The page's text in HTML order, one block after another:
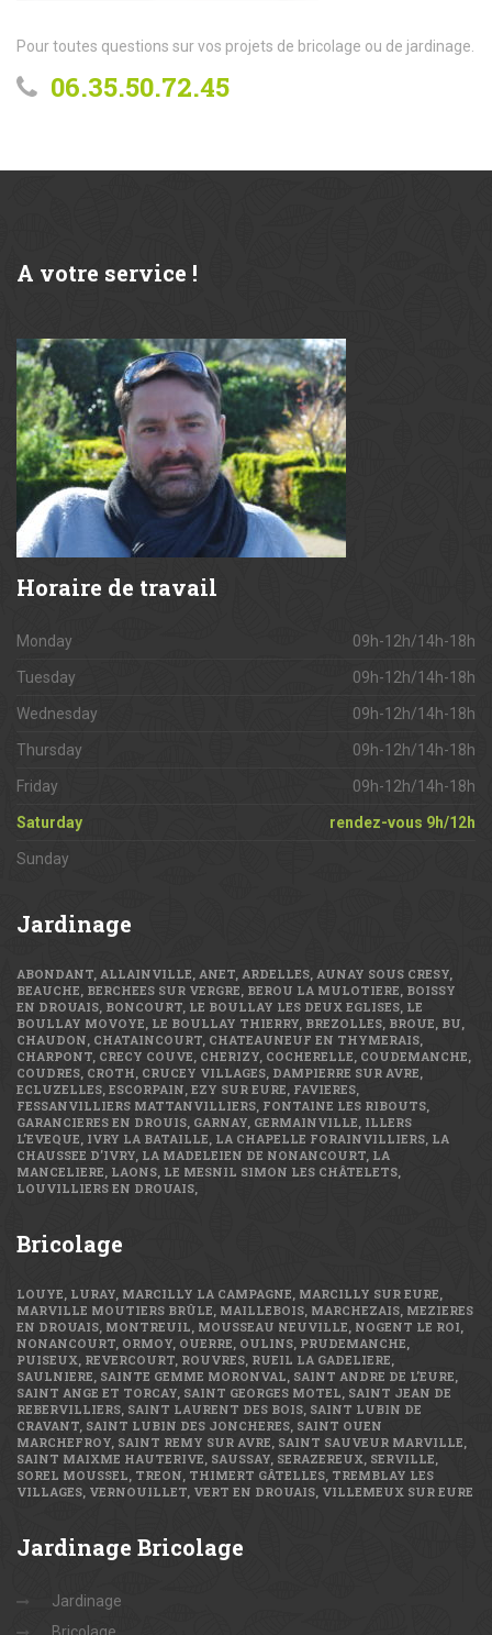
Pour toutes questions sur vos projets de bricolage ou de jardinage.
06.35.50.72.45
A votre service !
Horaire de travail
Monday 09h-12h/14h-18h
Tuesday 09h-12h/14h-18h
Wednesday 09h-12h/14h-18h
Thursday 09h-12h/14h-18h
Friday 09h-12h/14h-18h
Saturday rendez-vous 9h/12h
Sunday
Jardinage
ABONDANT, ALLAINVILLE, ANET, ARDELLES, AUNAY SOUS CRESY,
BEAUCHE, BERCHEES SUR VERGRE, BEROU LA MULOTIERE, BOISSY
EN DROUAIS, BONCOURT, LE BOULLAY LES DEUX EGLISES, LE
BOULLAY MOVOYE, LE BOULLAY THIERRY, BREZOLLES, BROUE, BU,
CHAUDON, CHATAINCOURT, CHATEAUNEUF EN THYMERAIS,
CHARPONT, CRECY COUVE, CHERIZY, COCHERELLE, COUDEMANCHE,
COUDRES, CROTH, CRUCEY VILLAGES, DAMPIERRE SUR AVRE,
ECLUZELLES, ESCORPAIN, EZY SUR EURE, FAVIERES,
FESSANVILLIERS MATTANVILLIERS, FONTAINE LES RIBOUTS,
GARANCIERES EN DROUIS, GARNAY, GERMAINVILLE, ILLERS
L’EVEQUE, IVRY LA BATAILLE, LA CHAPELLE FORAINVILLIERS, LA
CHAUSSEE D’IVRY, LA MADELEIEN DE NONANCOURT, LA
MANCELIERE, LAONS, LE MESNIL SIMON LES CHÂTELETS,
LOUVILLIERS EN DROUAIS,
Bricolage
LOUYE, LURAY, MARCILLY LA CAMPAGNE, MARCILLY SUR EURE,
MARVILLE MOUTIERS BRÛLE, MAILLEBOIS, MARCHEZAIS, MEZIERES
EN DROUAIS, MONTREUIL, MOUSSEAU NEUVILLE, NOGENT LE ROI,
NONANCOURT, ORMOY, OUERRE, OULINS, PRUDEMANCHE,
PUISEUX, REVERCOURT, ROUVRES, RUEIL LA GADELIERE,
SAULNIERE, SAINTE GEMME MORONVAL, SAINT ANDRE DE L’EURE,
SAINT ANGE ET TORCAY, SAINT GEORGES MOTEL, SAINT JEAN DE
REBERVILLIERS, SAINT LAURENT DES BOIS, SAINT LUBIN DE
CRAVANT, SAINT LUBIN DES JONCHERES, SAINT OUEN
MARCHEFROY, SAINT REMY SUR AVRE, SAINT SAUVEUR MARVILLE,
SAINT MAIXME HAUTERIVE, SAUSSAY, SERAZEREUX, SERVILLE,
SOREL MOUSSEL, TREON, THIMERT GÂTELLES, TREMBLAY LES
VILLAGES, VERNOUILLET, VERT EN DROUAIS, VILLEMEUX SUR EURE
Jardinage Bricolage
Jardinage